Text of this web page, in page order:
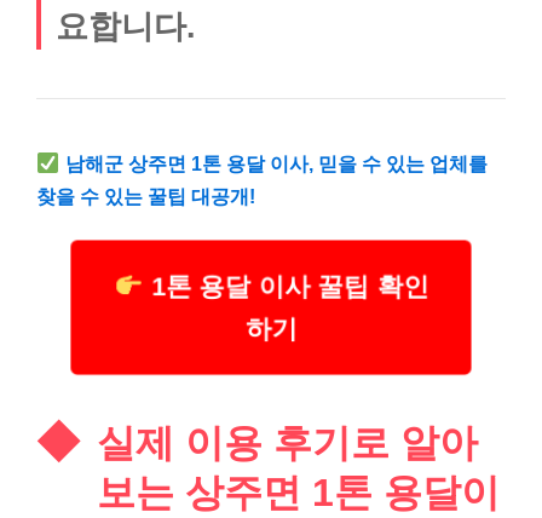
요합니다.
남해군 상주면 1톤 용달 이사, 믿을 수 있는 업체를
찾을 수 있는 꿀팁 대공개!
1톤 용달 이사 꿀팁 확인
하기
실제 이용 후기로 알아
보는 상주면 1톤 용달이